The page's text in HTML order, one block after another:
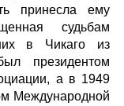
принесла ему
судьбам
в Чикаго из
президентом
а в 1949
Международной